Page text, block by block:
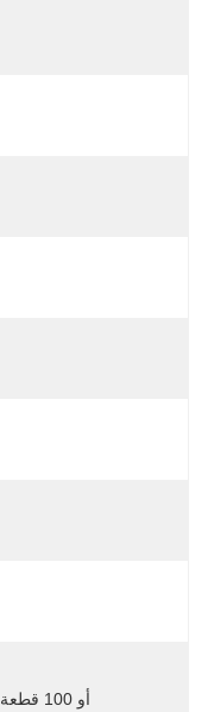
50 أو 100 قطعة في كل علبة، 2000 قطعة في الكرتون